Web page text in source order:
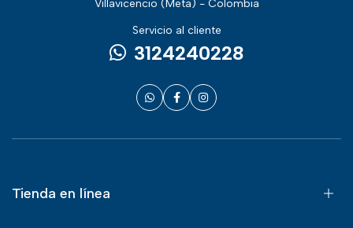
Villavicencio (Meta) - Colombia
Servicio al cliente
3124240228
Tienda en línea